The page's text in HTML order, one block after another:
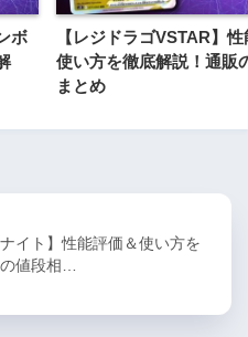
ボ
【レジドラゴVSTAR】
使い方を徹底解説！通販
まとめ
ナイト】性能評価＆使い方を
値段相…